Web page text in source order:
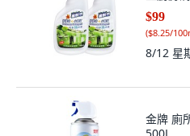
$99
($8.25/
8/12 星
金牌 廁